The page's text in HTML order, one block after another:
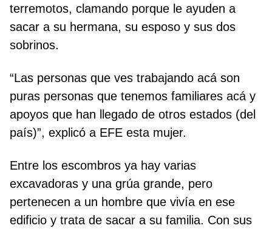
terremotos, clamando porque le ayuden a
sacar a su hermana, su esposo y sus dos
sobrinos.
“Las personas que ves trabajando acá son
puras personas que tenemos familiares acá y
apoyos que han llegado de otros estados (del
país)”, explicó a EFE esta mujer.
Entre los escombros ya hay varias
excavadoras y una grúa grande, pero
pertenecen a un hombre que vivía en ese
edificio y trata de sacar a su familia. Con sus